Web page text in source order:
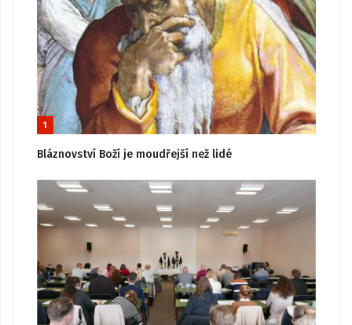
1
Bláznovství Boží je moudřejší než lidé